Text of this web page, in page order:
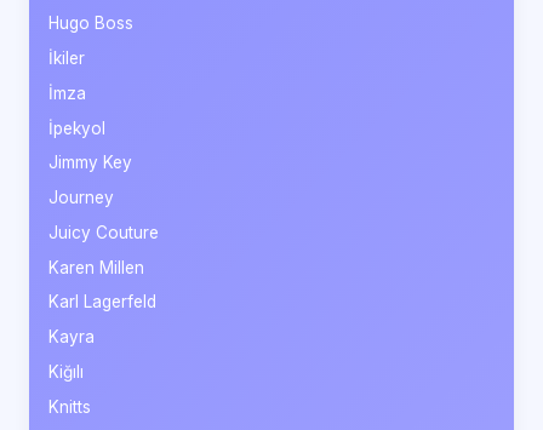
Hugo Boss
İkiler
İmza
İpekyol
Jimmy Key
Journey
Juicy Couture
Karen Millen
Karl Lagerfeld
Kayra
Kiğılı
Knitts